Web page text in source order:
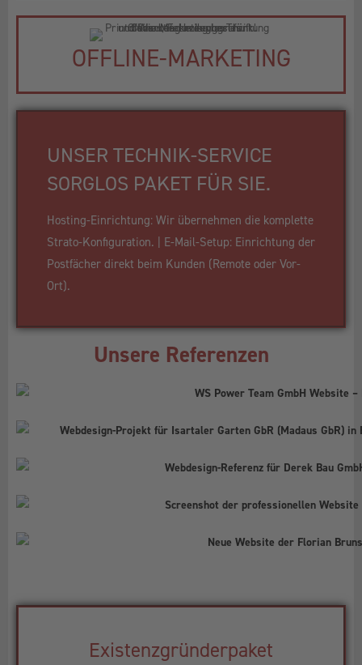
OFFLINE-MARKETING
UNSER TECHNIK-SERVICE
SORGLOS PAKET FÜR SIE.
Hosting-Einrichtung: Wir übernehmen die komplette
Strato-Konfiguration. | E-Mail-Setup: Einrichtung der
Postfächer direkt beim Kunden (Remote oder Vor-
Ort).
Unsere Referenzen
Existenzgründerpaket